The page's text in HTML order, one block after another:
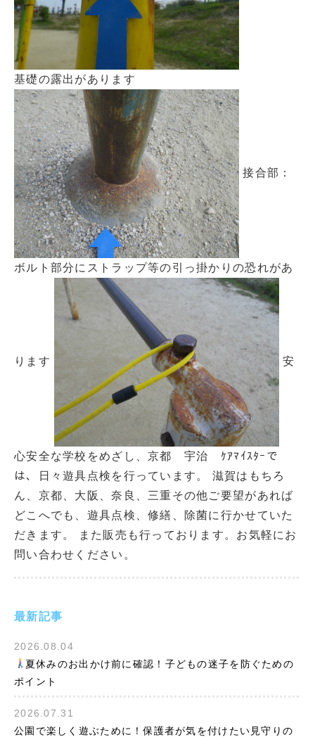
最新記事
2026.08.04
夏休みのお出かけ前に確認！子どもの迷子を防ぐための
ポイント
2026.07.31
公園で楽しく遊ぶために！保護者が気を付けたい見守りの
基礎の露出があります
接合部：
ボルト部分にストラップ等の引っ掛かりの恐れがあ
ります 安
心安全な学校をめざし、京都 宇治 ｹｱﾏｲｽﾀｰで
は、日々遊具点検を行っています。 滋賀はもちろ
ん、京都、大阪、奈良、三重その他ご要望があれば
どこへでも、遊具点検、修繕、除菌に行かせていた
だきます。 また販売も行っております。お気軽にお
問い合わせください。